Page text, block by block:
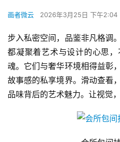
画者微云 2026年3月25日 下午2:04
步入私密空间，品鉴非凡格调
都凝聚着艺术与设计的心思
魂。它们与奢华环境相得益彰
故事感的私享境界。滑动查看
品味背后的艺术魅力。让视觉